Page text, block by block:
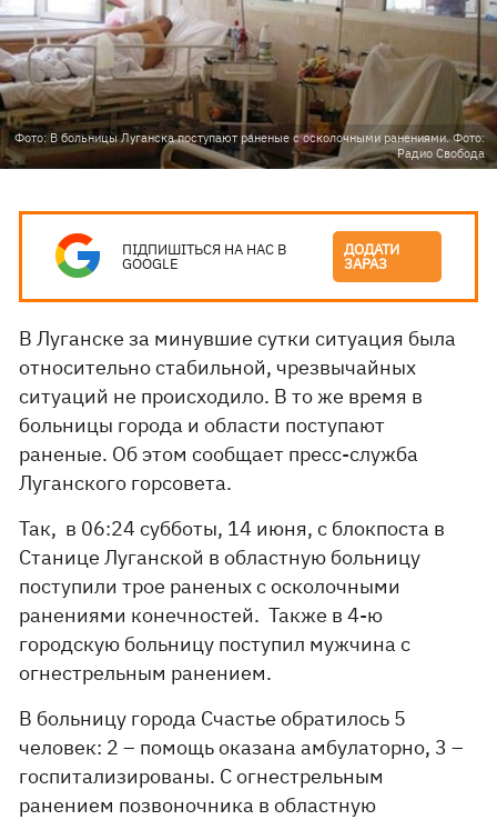
Фото: В больницы Луганска поступают раненые с осколочными ранениями. Фото:
Радио Свобода
ПІДПИШІТЬСЯ НА НАС В
GOOGLE
ДОДАТИ
ЗАРАЗ
В Луганске за минувшие сутки ситуация была
относительно стабильной, чрезвычайных
ситуаций не происходило. В то же время в
больницы города и области поступают
раненые. Об этом сообщает пресс-служба
Луганского горсовета.
Так, в 06:24 субботы, 14 июня, с блокпоста в
Станице Луганской в областную больницу
поступили трое раненых с осколочными
ранениями конечностей. Также в 4-ю
городскую больницу поступил мужчина с
огнестрельным ранением.
В больницу города Счастье обратилось 5
человек: 2 – помощь оказана амбулаторно, 3 –
госпитализированы. С огнестрельным
ранением позвоночника в областную